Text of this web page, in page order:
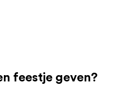
feestje geven?